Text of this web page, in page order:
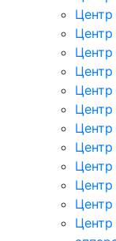
Центр
Центр
Центр
Центр
Центр
Центр
Центр
Центр
Центр
Центр
Центр